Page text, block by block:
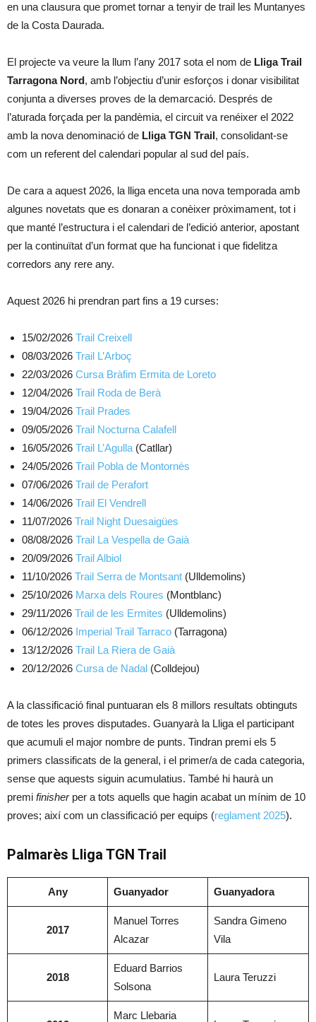
en una clausura que promet tornar a tenyir de trail les Muntanyes
de la Costa Daurada.
El projecte va veure la llum l’any 2017 sota el nom de Lliga Trail
Tarragona Nord, amb l’objectiu d’unir esforços i donar visibilitat
conjunta a diverses proves de la demarcació. Després de
l’aturada forçada per la pandèmia, el circuit va renéixer el 2022
amb la nova denominació de Lliga TGN Trail, consolidant-se
com un referent del calendari popular al sud del país.
De cara a aquest 2026, la lliga enceta una nova temporada amb
algunes novetats que es donaran a conèixer pròximament, tot i
que manté l’estructura i el calendari de l’edició anterior, apostant
per la continuïtat d’un format que ha funcionat i que fidelitza
corredors any rere any.
Aquest 2026 hi prendran part fins a 19 curses:
15/02/2026 Trail Creixell
08/03/2026 Trail L’Arboç
22/03/2026 Cursa Bràfim Ermita de Loreto
12/04/2026 Trail Roda de Berà
19/04/2026 Trail Prades
09/05/2026 Trail Nocturna Calafell
16/05/2026 Trail L’Agulla (Catllar)
24/05/2026 Trail Pobla de Montornès
07/06/2026 Trail de Perafort
14/06/2026 Trail El Vendrell
11/07/2026 Trail Night Duesaigües
08/08/2026 Trail La Vespella de Gaià
20/09/2026 Trail Albiol
11/10/2026 Trail Serra de Montsant (Ulldemolins)
25/10/2026 Marxa dels Roures (Montblanc)
29/11/2026 Trail de les Ermites (Ulldemolins)
06/12/2026 Imperial Trail Tarraco (Tarragona)
13/12/2026 Trail La Riera de Gaià
20/12/2026 Cursa de Nadal (Colldejou)
A la classificació final puntuaran els 8 millors resultats obtinguts
de totes les proves disputades. Guanyarà la Lliga el participant
que acumuli el major nombre de punts. Tindran premi els 5
primers classificats de la general, i el primer/a de cada categoria,
sense que aquests siguin acumulatius. També hi haurà un
premi finisherper a tots aquells que hagin acabat un mínim de 10
proves; així com un classificació per equips (reglament 2025).
Palmarès Lliga TGN Trail
Any Guanyador Guanyadora
2017
Manuel Torres
Alcazar
Sandra Gimeno
Vila
2018
Eduard Barrios
Solsona
Laura Teruzzi
Marc Llebaria